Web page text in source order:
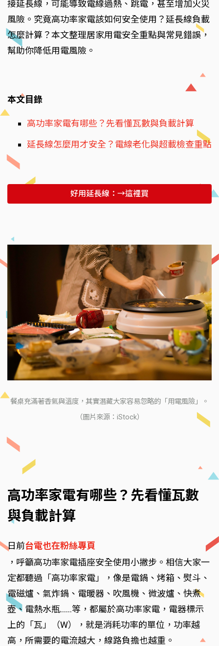
接延長線，可能導致電線過熱、跳電，甚至增加火災
風險。究竟高功率家電該如何安全使用？延長線負載
怎麼計算？本文整理居家用電安全重點與常見錯誤，
幫助你降低用電風險。
本文目錄
高功率家電有哪些？先看懂瓦數與負載計算
延長線怎麼用才安全？電線老化與超載檢查重點
好用延長線：→這裡買
餐桌充滿著香氣與溫度，其實潛藏大家容易忽略的「用電風險」。
（圖片來源：iStock）
高功率家電有哪些？先看懂瓦數
與負載計算
日前台電也在粉絲專頁
，呼籲高功率家電插座安全使用小撇步。相信大家一
定都聽過「高功率家電」，像是電鍋、烤箱、熨斗、
電磁爐、氣炸鍋、電暖器、吹風機、微波爐、快煮
壺、電熱水瓶......等，都屬於高功率家電，電器標示
上的「瓦」（W），就是消耗功率的單位，功率越
高，所需要的電流越大，線路負擔也越重。